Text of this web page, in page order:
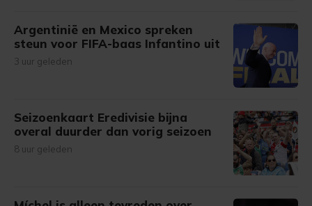
Argentinië en Mexico spreken
steun voor FIFA-baas Infantino uit
3 uur geleden
Seizoenkaart Eredivisie bijna
overal duurder dan vorig seizoen
8 uur geleden